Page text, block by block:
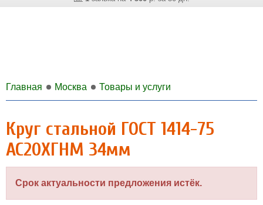
Главная Москва Товары и услуги
Круг стальной ГОСТ 1414-75
АС20ХГНМ 34мм
Срок актуальности предложения истёк.